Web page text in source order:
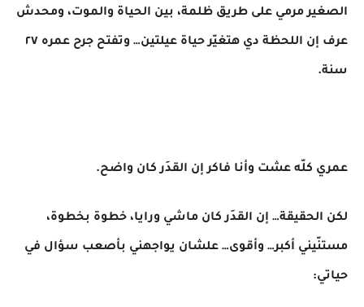
الصغير مرمي على طريق ظلمة، بين الحياة والموت، ومحدش
عرف إن اللحظة دي هتغيّر حياة عيلتين… وتفتح جرح عمره ٢٧
سنة.
عمري كلّه عشت وأنا فاكر إن القدَر كان واضح.
لكن الحقيقة… إن القدَر كان ماشي ورايا، خطوة بخطوة،
مستنّيني أكبر… وأقوى… علشان يواجهني بأصعب سؤال في
حياتي: